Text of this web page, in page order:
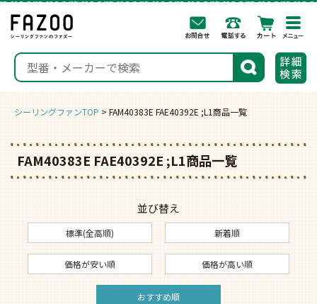
検索
シーリングファンTOP FAM40383E FAE40392E ;L1商品一覧
FAM40383E FAE40392E ;L1商品一覧
並び替え
標準(全高順) 新着順
価格が安い順 価格が高い順
おすすめ順